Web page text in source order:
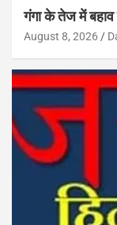
गंगा के तेज में
August 8, 2026